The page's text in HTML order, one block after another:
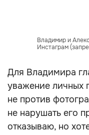
Владимир и
Инстаграм
Для Владимира
уважение личных
не против
не нарушать его
отказываю, но